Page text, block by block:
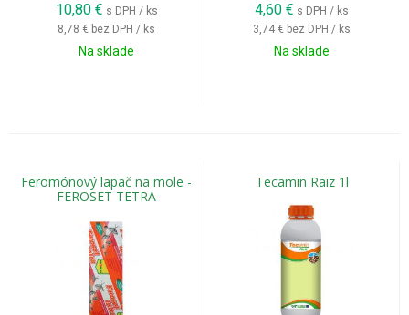
10,80 € s DPH / ks
8,78 € bez DPH / ks
Na sklade
4,60 € s DPH / ks
3,74 € bez DPH / ks
Na sklade
Feromónový lapač na mole -
FEROSET TETRA
Tecamin Raiz 1l